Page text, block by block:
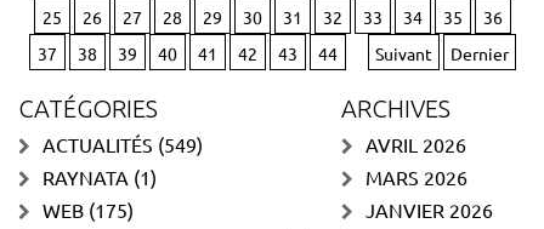
25
26 27 28 29 30 31 32 33 34 35
36
37
38 39 40 41 42 43 44 Suivant Dernier
CATÉGORIES
ACTUALITÉS (549)
RAYNATA (1)
WEB (175)
ARCHIVES
AVRIL 2026
MARS 2026
JANVIER 2026